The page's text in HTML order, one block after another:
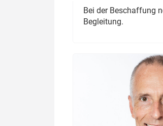
Bei der Beschaffung
Begleitung.